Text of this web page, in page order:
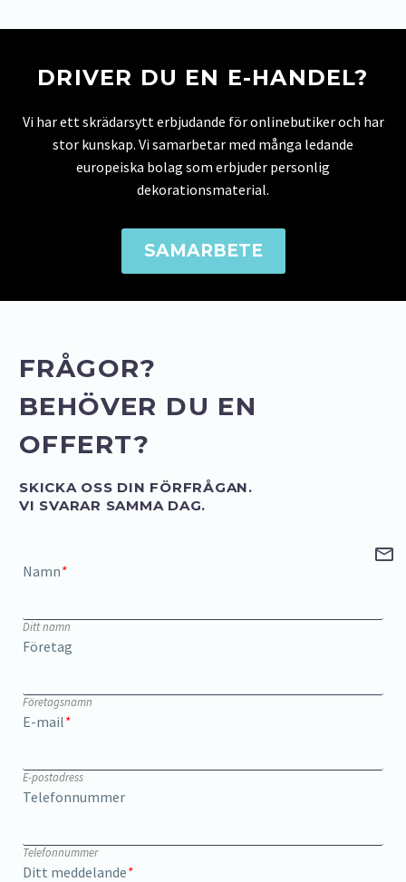
DRIVER DU EN E-HANDEL?
Vi har ett skrädarsytt erbjudande för onlinebutiker och har
stor kunskap. Vi samarbetar med många ledande
europeiska bolag som erbjuder personlig
dekorationsmaterial.
SAMARBETE
FRÅGOR?
BEHÖVER DU EN
OFFERT?
SKICKA OSS DIN FÖRFRÅGAN.
VI SVARAR SAMMA DAG.
Namn*
Ditt namn
Företag
Företagsnamn
E-mail*
E-postadress
Telefonnummer
Telefonnummer
Ditt meddelande*